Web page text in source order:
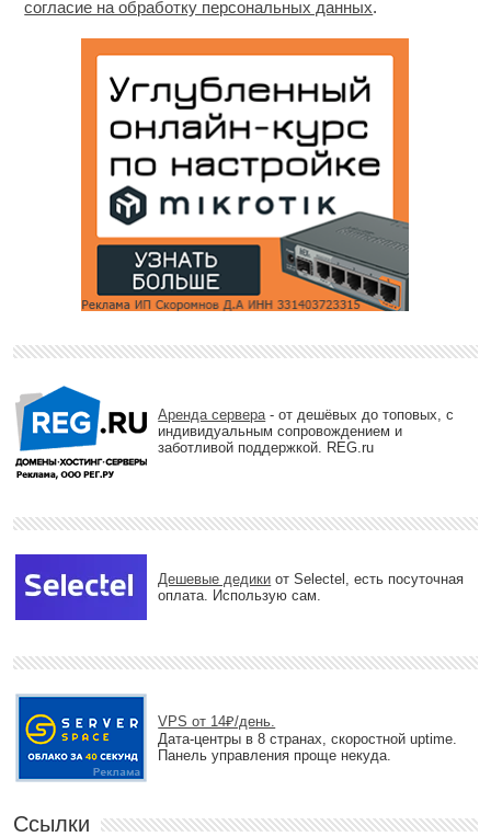
согласие на обработку персональных данных.
Аренда сервера - от дешёвых до топовых, с
индивидуальным сопровождением и
заботливой поддержкой. REG.ru
Дешевые дедики от Selectel, есть посуточная
оплата. Использую сам.
VPS от 14₽/день.
Дата-центры в 8 странах, скоростной uptime.
Панель управления проще некуда.
Ссылки